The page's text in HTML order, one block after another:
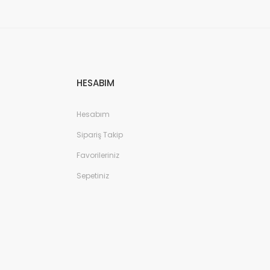
HESABIM
Hesabım
Sipariş Takip
Favorileriniz
Sepetiniz